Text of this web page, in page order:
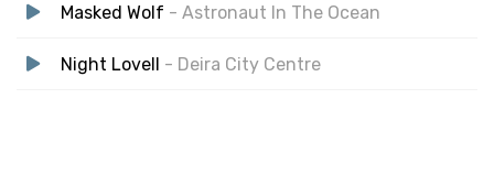
Masked Wolf - Astronaut In The Ocean
Night Lovell - Deira City Centre